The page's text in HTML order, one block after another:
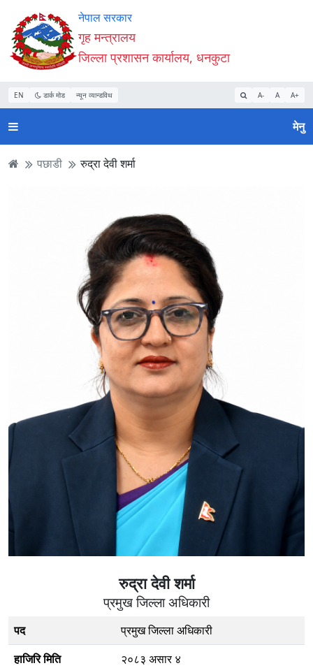
Accessibility
Mode
सुरु
गर्नुहोस्
सामाग्री
पढ्नुहाेस्
नेभिगेसन
पढ्नुहाेस्
वेबसाइट
खोजमा
जानुहोस्
नेपाल सरकार
गृह मन्त्रालय
जिल्ला प्रशासन कार्यालय, धनकुटा
EN डार्क मोड न्यून व्यान्डविथ A- A A+
मेनु
पछाडी रुद्रा देवी शर्मा
रुद्रा देवी शर्मा
प्रमुख जिल्ला अधिकारी
पद
प्रमुख जिल्ला अधिकारी
हाजिरि मिति
२०८३ असार ४